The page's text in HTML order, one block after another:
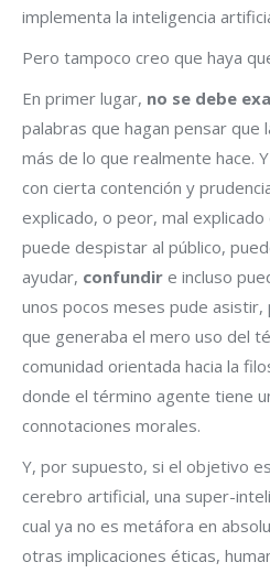
implementa la inteligencia
Pero tampoco creo que haya
En primer lugar, no se debe
palabras que hagan pensar que
más de lo que realmente hace.
con cierta contención y
explicado, o peor, mal
puede despistar al público,
ayudar, confundir e incluso
unos pocos meses pude
que generaba el mero uso del
comunidad orientada hacia la
donde el término agente tiene
connotaciones morales.
Y, por supuesto, si el objetivo
cerebro artificial, una super-
cual ya no es metáfora en
otras implicaciones éticas,